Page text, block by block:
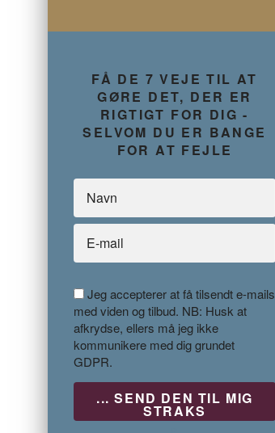
FÅ DE 7 VEJE TIL AT
GØRE DET, DER ER
RIGTIGT FOR DIG -
SELVOM DU ER BANGE
FOR AT FEJLE
Jeg accepterer at få tilsendt e-mails
med viden og tilbud. NB: Husk at
afkrydse, ellers må jeg ikke
kommunikere med dig grundet
GDPR.